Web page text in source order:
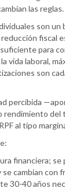
las reglas.
son un
fiscal
para
vida laboral,
son
percibida
del
al tipo
financiera; se
cambian con
30-40 años